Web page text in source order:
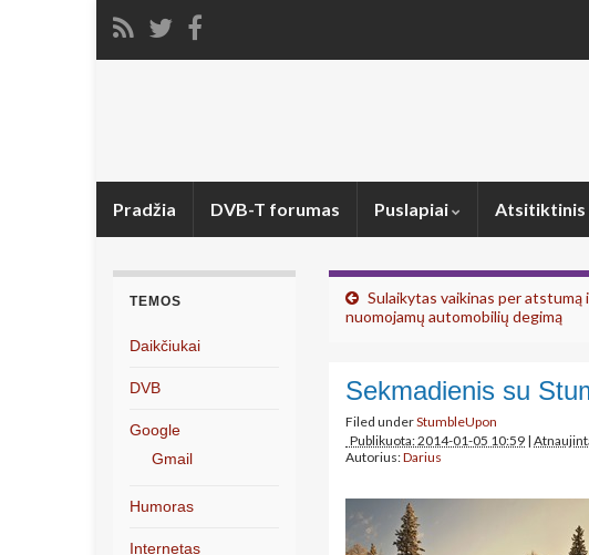
Pradžia DVB-T forumas Puslapiai Atsitiktinis
Sulaikytas vaikinas per atstumą
nuomojamų automobilių degimą
Sekmadienis su
Filed underStumbleUpon
Publikuota: 2014-01-05 10:59 |
Autorius:Darius
TEMOS
Daikčiukai
DVB
Google
Gmail
Humoras
Internetas